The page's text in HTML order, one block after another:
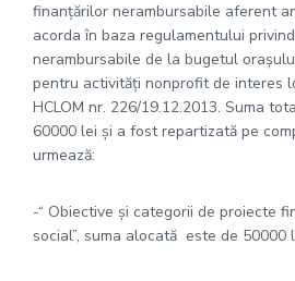
finanțărilor nerambursabile aferent
acorda în baza regulamentului
nerambursabile de la bugetul
pentru activități nonprofit de interes
HCLOM nr. 226/19.12.2013. Suma
60000 lei și a fost repartizată pe
urmează:
-“ Obiective și categorii de proiecte
social”, suma alocată este de 50000